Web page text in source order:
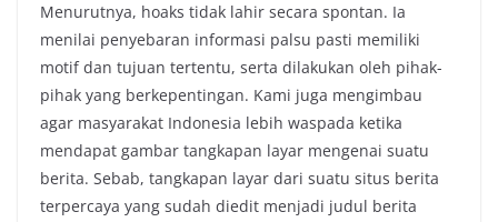
Menurutnya, hoaks tidak lahir secara spontan. Ia
menilai penyebaran informasi palsu pasti memiliki
motif dan tujuan tertentu, serta dilakukan oleh pihak-
pihak yang berkepentingan. Kami juga mengimbau
agar masyarakat Indonesia lebih waspada ketika
mendapat gambar tangkapan layar mengenai suatu
berita. Sebab, tangkapan layar dari suatu situs berita
terpercaya yang sudah diedit menjadi judul berita